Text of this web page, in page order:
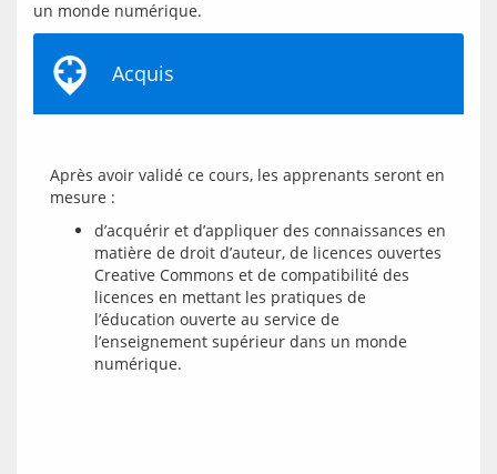
Acquis
Après avoir validé ce cours, les apprenants seront en
d’acquérir et d’appliquer des connaissances en
matière de droit d’auteur, de licences ouvertes
Creative Commons et de compatibilité des
licences en mettant les pratiques de
l’éducation ouverte au service de
l’enseignement supérieur dans un monde
numérique.